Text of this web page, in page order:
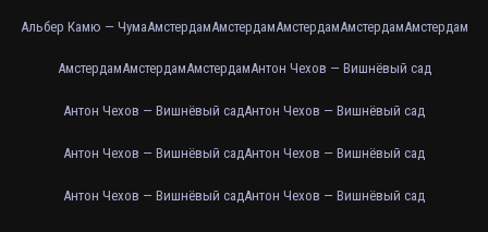
Альбер Камю — ЧумаАмстердамАмстердамАмстердамАмстердамАмстердам
АмстердамАмстердамАмстердамАнтон Чехов — Вишнёвый сад
Антон Чехов — Вишнёвый садАнтон Чехов — Вишнёвый сад
Антон Чехов — Вишнёвый садАнтон Чехов — Вишнёвый сад
Антон Чехов — Вишнёвый садАнтон Чехов — Вишнёвый сад